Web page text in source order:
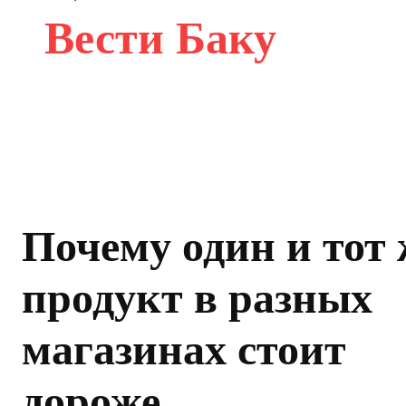
Вести Баку
Почему один и тот
продукт в разных
магазинах стоит